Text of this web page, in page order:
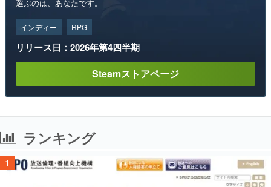
選ぶのは、あなたです。
インディー RPG
リリース日：2026年第4四半期
Steamストアページ
ランキング
1